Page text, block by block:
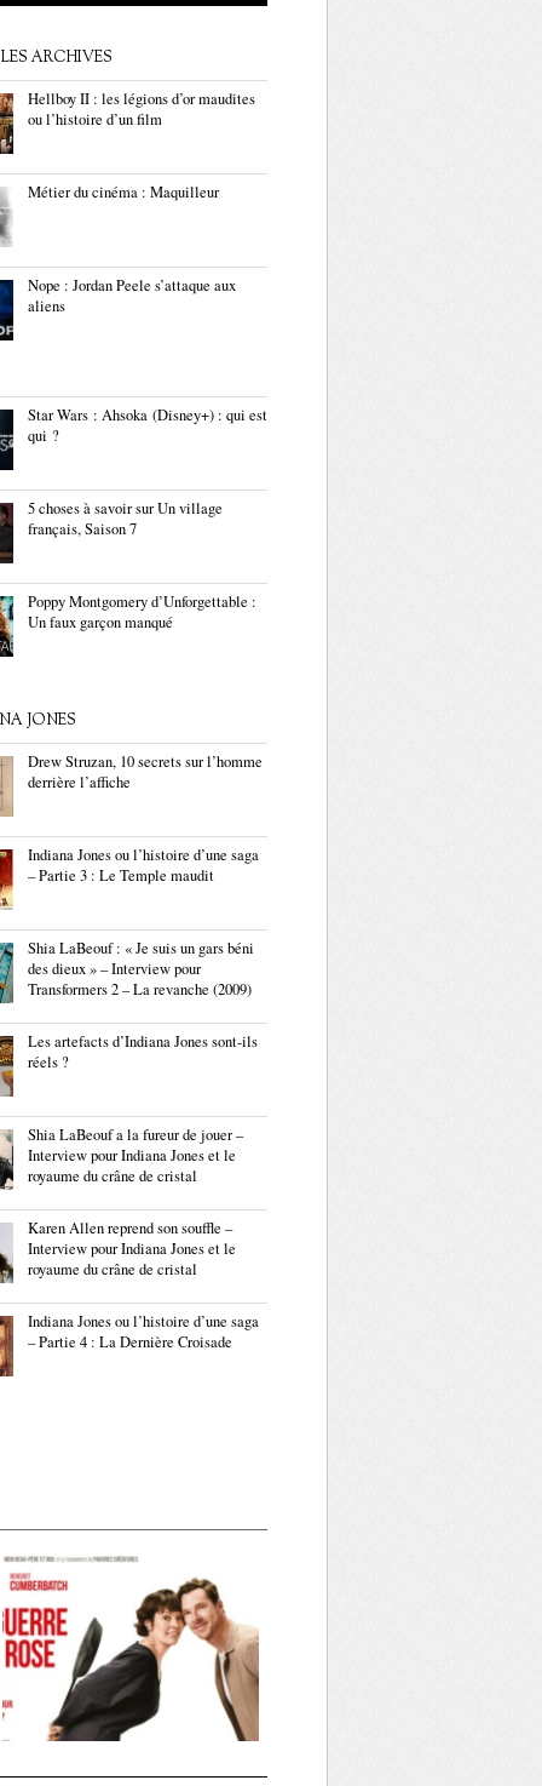
ARCHIVES
Hellboy II : les légions d’or maudites
ou l’histoire d’un film
Métier du cinéma : Maquilleur
Nope : Jordan Peele s’attaque aux
aliens
Star Wars : Ahsoka (Disney+) : qui est
qui ?
5 choses à savoir sur Un village
français, Saison 7
Poppy Montgomery d’Unforgettable :
Un faux garçon manqué
JONES
Drew Struzan, 10 secrets sur l’homme
derrière l’affiche
Indiana Jones ou l’histoire d’une saga
– Partie 3 : Le Temple maudit
Shia LaBeouf : « Je suis un gars béni
des dieux » – Interview pour
Transformers 2 – La revanche (2009)
Les artefacts d’Indiana Jones sont-ils
réels ?
Shia LaBeouf a la fureur de jouer –
Interview pour Indiana Jones et le
royaume du crâne de cristal
Karen Allen reprend son souffle –
Interview pour Indiana Jones et le
royaume du crâne de cristal
Indiana Jones ou l’histoire d’une saga
– Partie 4 : La Dernière Croisade